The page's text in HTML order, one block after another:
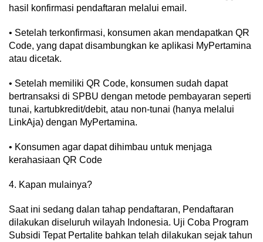
hasil konfirmasi pendaftaran melalui email.
• Setelah terkonfirmasi, konsumen akan mendapatkan QR
Code, yang dapat disambungkan ke aplikasi MyPertamina
atau dicetak.
• Setelah memiliki QR Code, konsumen sudah dapat
bertransaksi di SPBU dengan metode pembayaran seperti
tunai, kartubkredit/debit, atau non-tunai (hanya melalui
LinkAja) dengan MyPertamina.
• Konsumen agar dapat dihimbau untuk menjaga
kerahasiaan QR Code
4. Kapan mulainya?
Saat ini sedang dalan tahap pendaftaran, Pendaftaran
dilakukan diseluruh wilayah Indonesia. Uji Coba Program
Subsidi Tepat Pertalite bahkan telah dilakukan sejak tahun